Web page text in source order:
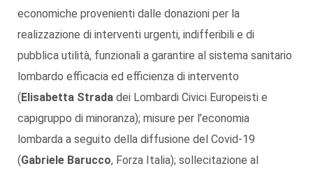
economiche provenienti dalle donazioni per la
realizzazione di interventi urgenti, indifferibili e di
pubblica utilità, funzionali a garantire al sistema sanitario
lombardo efficacia ed efficienza di intervento
(Elisabetta Strada dei Lombardi Civici Europeisti e
capigruppo di minoranza); misure per l’economia
lombarda a seguito della diffusione del Covid-19
(Gabriele Barucco, Forza Italia); sollecitazione al